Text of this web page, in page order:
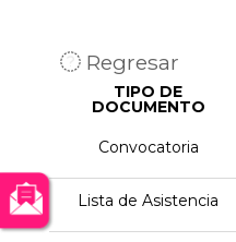
Regresar
TIPO DE
DOCUMENTO
Convocatoria
Lista de Asistencia